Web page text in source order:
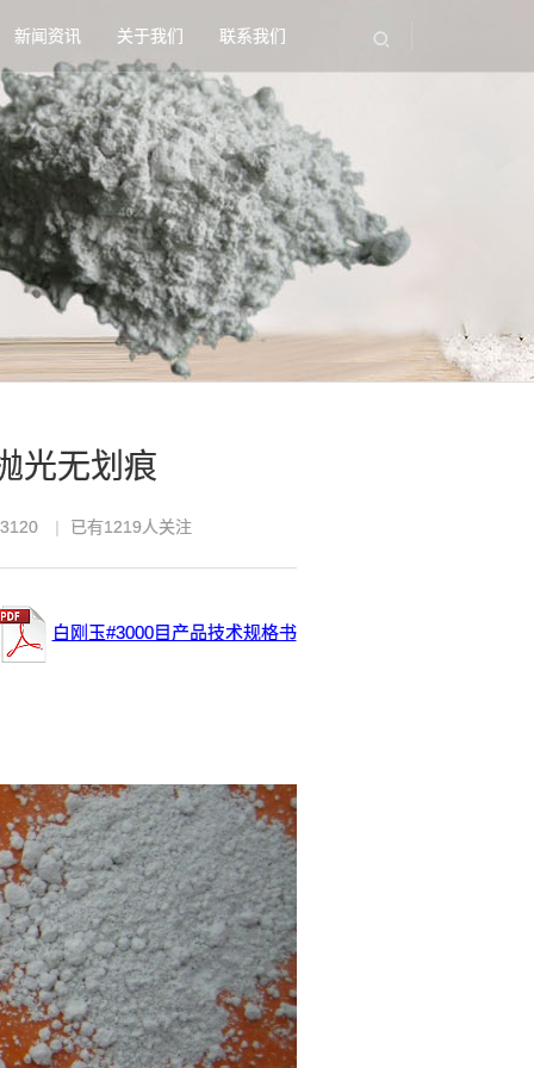
新闻资讯 关于我们 联系我们
光无划痕
已有1219人关注
白刚玉#3000目产品技术规格书